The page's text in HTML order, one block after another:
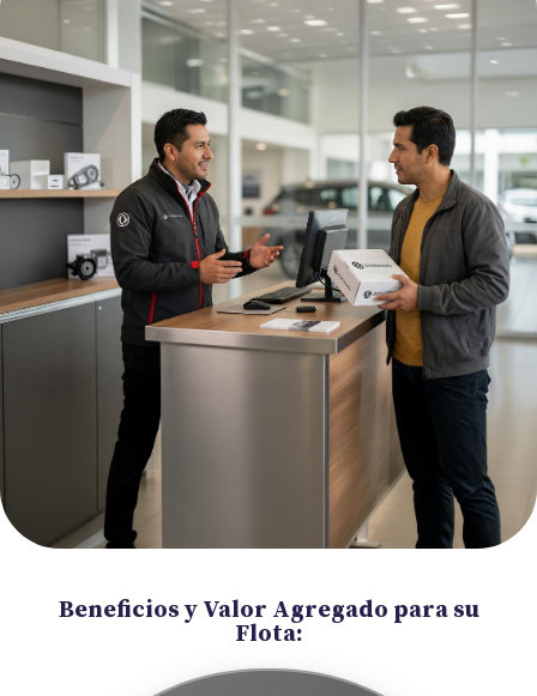
Beneficios y Valor Agregado para su
Flota: